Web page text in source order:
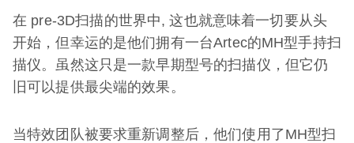
在 pre-3D扫描的世界中, 这也就意味着一切要从头
开始，但幸运的是他们拥有一台Artec的MH型手持扫
描仪。虽然这只是一款早期型号的扫描仪，但它仍
旧可以提供最尖端的效果。
当特效团队被要求重新调整后，他们使用了MH型扫